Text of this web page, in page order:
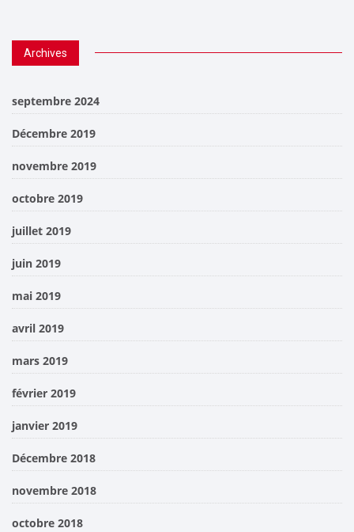
Archives
septembre 2024
Décembre 2019
novembre 2019
octobre 2019
juillet 2019
juin 2019
mai 2019
avril 2019
mars 2019
février 2019
janvier 2019
Décembre 2018
novembre 2018
octobre 2018